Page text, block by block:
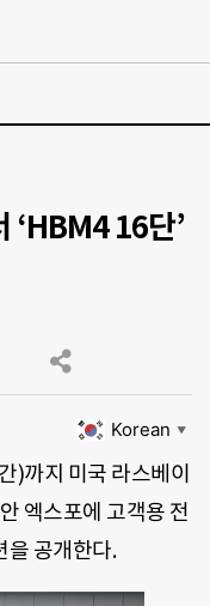
‘HBM4 16단’
Korean ▼
)까지 미국 라스베이
엑스포에 고객용 전
을 공개한다.